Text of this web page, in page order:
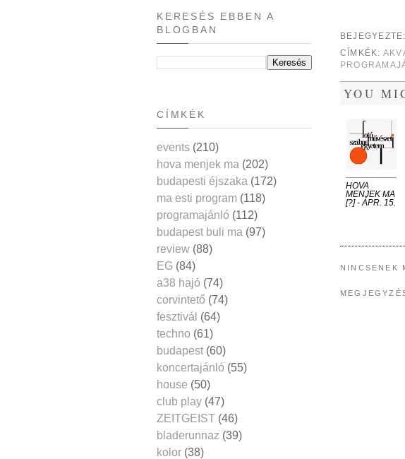
BEJEGYEZTE:
CÍMKÉK:
YOU
HOVA
MENJEK MA
[?] - ÁPR. 15.
NINCSENEK
KERESÉS EBBEN A
BLOGBAN
CÍMKÉK
events (210)
hova menjek ma (202)
budapesti éjszaka (172)
ma esti program (118)
programajánló (112)
budapest buli ma (97)
review (88)
EG (84)
a38 hajó (74)
corvintető (74)
fesztivál (64)
techno (61)
budapest (60)
koncertajánló (55)
house (50)
club play (47)
ZEITGEIST (46)
bladerunnaz (39)
kolor (38)